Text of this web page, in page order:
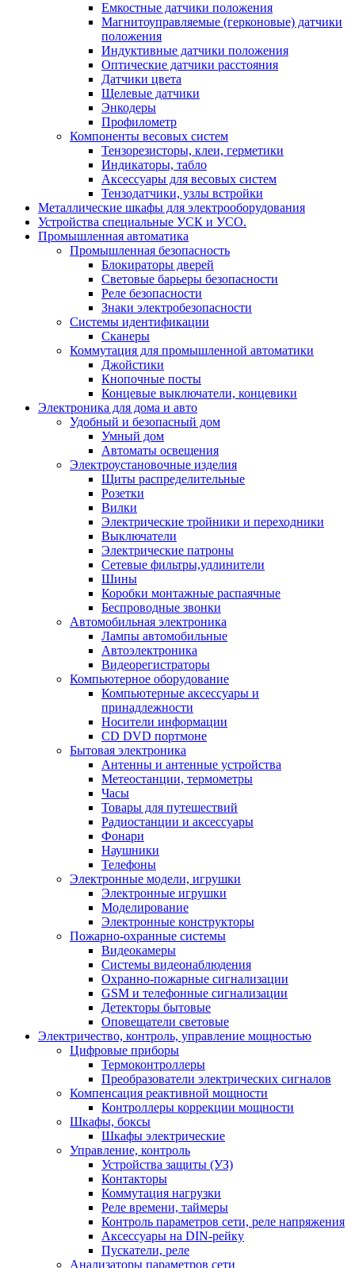
Емкостные датчики положения
Магнитоуправляемые (герконовые) датчики
положения
Индуктивные датчики положения
Оптические датчики расстояния
Датчики цвета
Щелевые датчики
Энкодеры
Профилометр
Компоненты весовых систем
Тензорезисторы, клеи, герметики
Индикаторы, табло
Аксессуары для весовых систем
Тензодатчики, узлы встройки
Металлические шкафы для электрооборудования
Устройства специальные УСК и УСО.
Промышленная автоматика
Промышленная безопасность
Блокираторы дверей
Световые барьеры безопасности
Реле безопасности
Знаки электробезопасности
Системы идентификации
Сканеры
Коммутация для промышленной автоматики
Джойстики
Кнопочные посты
Концевые выключатели, концевики
Электроника для дома и авто
Удобный и безопасный дом
Умный дом
Автоматы освещения
Электроустановочные изделия
Щиты распределительные
Розетки
Вилки
Электрические тройники и переходники
Выключатели
Электрические патроны
Сетевые фильтры,удлинители
Шины
Коробки монтажные распаячные
Беспроводные звонки
Автомобильная электроника
Лампы автомобильные
Автоэлектроника
Видеорегистраторы
Компьютерное оборудование
Компьютерные аксессуары и
принадлежности
Носители информации
CD DVD портмоне
Бытовая электроника
Антенны и антенные устройства
Метеостанции, термометры
Часы
Товары для путешествий
Радиостанции и аксессуары
Фонари
Наушники
Телефоны
Электронные модели, игрушки
Электронные игрушки
Моделирование
Электронные конструкторы
Пожарно-охранные системы
Видеокамеры
Системы видеонаблюдения
Охранно-пожарные сигнализации
GSM и телефонные сигнализации
Детекторы бытовые
Оповещатели световые
Электричество, контроль, управление мощностью
Цифровые приборы
Термоконтроллеры
Преобразователи электрических сигналов
Компенсация реактивной мощности
Контроллеры коррекции мощности
Шкафы, боксы
Шкафы электрические
Управление, контроль
Устройства защиты (УЗ)
Контакторы
Коммутация нагрузки
Реле времени, таймеры
Контроль параметров сети, реле напряжения
Аксессуары на DIN-рейку
Пускатели, реле
Анализаторы параметров сети